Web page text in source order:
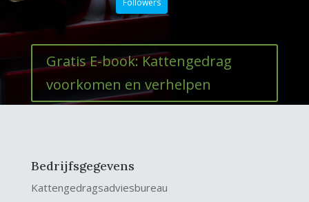
Followers
Gratis E-book: Kattengedrag
voorkomen en verhelpen
Bedrijfsgegevens
Kattengedragsadviesbureau